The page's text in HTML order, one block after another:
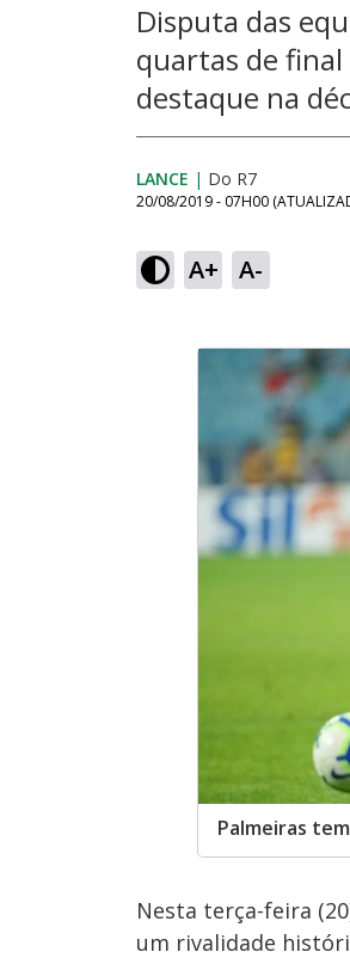
Disputa das
quartas de
destaque na
LANCE | Do R7
20/08/2019 - 07H00
A+ A-
Palmeiras
Nesta terça-feira
um rivalidade